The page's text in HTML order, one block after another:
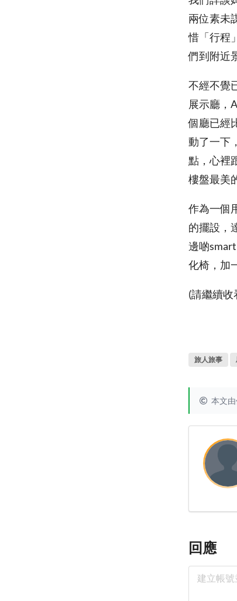
兩位素未
惜「行程
們到附近
不經不覺
展示廳，
個廳已經
動了一下
點，心裡
樓盤最美
作為一個
的擺設，
邊啲
化椅，加
(請繼續收
旅人旅事
本文由
回應